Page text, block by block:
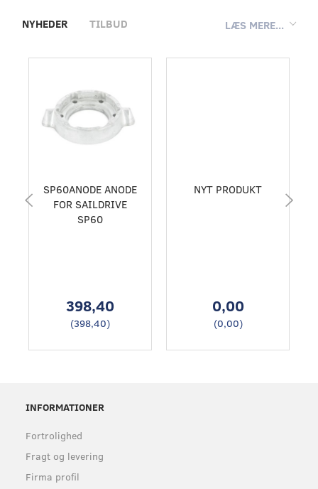
LÆS MERE...
NYHEDER TILBUD
SP60ANODE ANODE
FOR SAILDRIVE
SP60
398,40
(398,40)
NYT PRODUKT
0,00
(0,00)
INFORMATIONER
Fortrolighed
Fragt og levering
Firma profil